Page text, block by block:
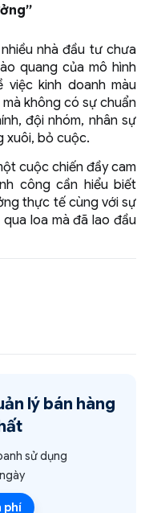
nhà đầu tư chưa
quang của mô hình
kinh doanh màu
không có sự chuẩn
đội nhóm, nhân sự
xuôi, bỏ cuộc.
cuộc chiến đầy cam
công cần hiểu biết
thực tế cùng với sự
loa mà đã lao đầu
lý bán hàng
sử dụng
phí